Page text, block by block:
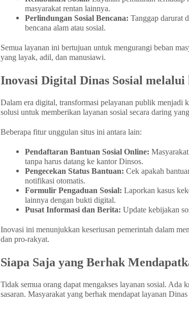
masyarakat rentan lainnya.
Perlindungan Sosial Bencana: Tanggap darurat
bencana alam atau sosial.
Semua layanan ini bertujuan untuk mengurangi beban
yang layak, adil, dan manusiawi.
Inovasi Digital Dinas Sosial
Dalam era digital, transformasi pelayanan publik menjadi
solusi untuk memberikan layanan sosial secara daring
Beberapa fitur unggulan situs ini antara lain:
Pendaftaran Bantuan Sosial Online:
tanpa harus datang ke kantor Dinsos.
Pengecekan Status Bantuan: Cek apakah
notifikasi otomatis.
Formulir Pengaduan Sosial: Laporkan kasus
lainnya dengan bukti digital.
Pusat Informasi dan Berita: Update kebijakan
Inovasi ini menunjukkan keseriusan pemerintah dalam
dan pro-rakyat.
Siapa Saja yang Berhak
Tidak semua orang dapat mengakses layanan sosial. Ada
sasaran. Masyarakat yang berhak mendapat layanan